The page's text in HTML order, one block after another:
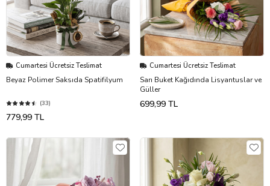
Cumartesi Ücretsiz Teslimat
Beyaz Polimer Saksıda Spatifilyum
(33)
779,99 TL
Cumartesi Ücretsiz Teslimat
Sarı Buket Kağıdında Lisyantuslar ve
Güller
699,99 TL